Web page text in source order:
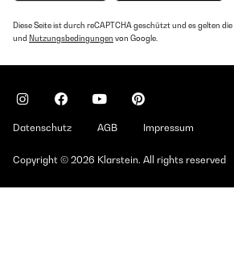
Diese Seite ist durch reCAPTCHA geschützt und es gelten die
und Nutzungsbedingungen von Google.
Datenschutz AGB Impressum
Copyright © 2026 Klarstein. All rights reserved